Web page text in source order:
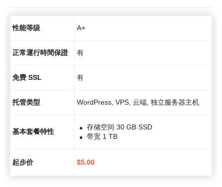
性能等级 A+
正常運行時間保證 有
免费 SSL 有
托管类型 WordPress, VPS, 云端, 独立服务器主机
基本套餐特性
存储空间 30 GB SSD
带宽 1 TB
起步价 $5.00